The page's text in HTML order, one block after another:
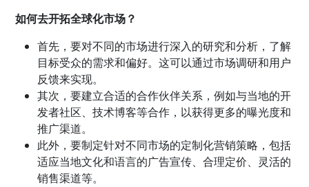
如何去开拓全球化市场？
首先，要对不同的市场进行深入的研究和分析，了解
目标受众的需求和偏好。这可以通过市场调研和用户
反馈来实现。
其次，要建立合适的合作伙伴关系，例如与当地的开
发者社区、技术博客等合作，以获得更多的曝光度和
推广渠道。
此外，要制定针对不同市场的定制化营销策略，包括
适应当地文化和语言的广告宣传、合理定价、灵活的
销售渠道等。